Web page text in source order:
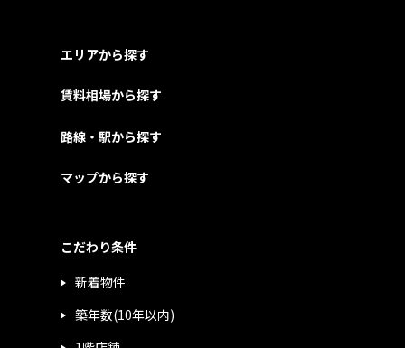
エリアから探す
賃料相場から探す
路線・駅から探す
マップから探す
こだわり条件
新着物件
築年数(10年以内)